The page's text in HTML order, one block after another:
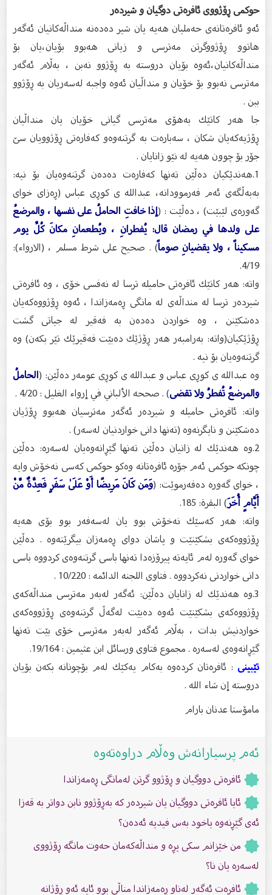
حوكمی ڕۆژووی ئافرەتی دوگیان و شیردەر
ئەو ئافرەتانەی حەملیان هەیە یان شیر دەدەنە منداڵەكانیان ئەگەر
هاتوو ڕۆژووگرتن مەترسی و زیانی هەبوو بۆیان،یان بۆ
منداڵەكانیان،ئەوە بۆیان دروستە بە ڕۆژوو نەبن ، بەڵام ئەگەر
مەترسی نەبوو بۆ خۆیان و منداڵیان ئەوە واجبە لەسەریان بە ڕۆژوو
ببن .
جا هەر كاتێك بەهۆی مەترسی گیانی خۆیان یان منداڵیان
ڕۆژیەكەیان شكان ، سەبارەت بە گرتنەوەو كەفارەتی ڕۆژوویان سێ‌
جۆر بۆ چوون هەیە لە نێو زانایان .
1.هەندێكیان دەڵێن تەنها كەفارەت دەدەن گرتنەوەیان بۆ نیە:
بەبەڵگەی ئەم فەرموودانە، عبدالله ی كوڕی عباس (ڕەزای خوای
گەورەی لێبێت) ، دەڵێت : ( إذا خافتِ الحاملُ على نفسها ، والمرضعُ
على ولدها في رمضان قال: يُفطرانِ ، ويُطعمانِ مكانَ كُلِّ يوم
مسكيناً ، ولا يقضيانِ صوماً) . صحيح على شرط مسلم ، (الارواء):
4/19.
واتە: هەر كاتێك ئافرەتی حامیلە ترسا لە نەفسی خۆی ، وە ئافرەتی
شیردەر ترسا لە منداڵەی لە مانگی ڕەمەزاندا ، ئەوە ڕۆژووەكەیان
دەشكێنن ، وە خواردن دەدەن بە فەقیر لە جیاتی گشت
ڕۆژێكیان(واتە: بەرامبەر هەر ڕۆژێك دەبێت فەقیرێك تێر بكەن) وە
گرتنەوەیان بۆ نیە .
وە عبدالله ی كوڕی عباس و عبدالله ی كوڕی عومەر دەڵێن: (الحاملُ
والمرضعُ تُفطرُ ولا تقضى) . صححه الألباني في إرواء الغليل : 4/20 .
واتە: ئافرەتی حامیلە و شیردەر ئەگەر مەترسیان هەبوو ڕۆژیان
دەشكێنن و نایگرنەوە (تەنها دانی خواردنیان لەسەر) .
2.وە هەندێك لە زانیان دەڵێن تەنها گێڕانەوەیان لەسەرە: دەڵێن
چونكە حوكمی ئەم جۆرە ئافرەتانە وەكو حوكمی كەسی نەخۆش وایە
، خوای گەورە دەفەرموێت: (وَمَن كَانَ مَرِيضًا أَوْ عَلَىٰ سَفَرٍ فَعِدَّةٌ مِّنْ
أَيَّامٍ أُخَرَ) البقرة: 185.
واتە: هەر كەسێك نەخۆش بوو یان لەسەفەر بوو بۆی هەیە
ڕۆژووەكەی بشكێنێت و پاشان دوای ڕەمەزان بیگرێتەوە . دەڵێن
خوای گەورە لەم ئایەتە پیرۆزەدا تەنها باسی گرتنەوەی كردووە باسی
دانی خواردنی نەكردووە . فتاوی اللجنە الدائمە : 10/220 .
3.وە هەندێك لە زانایان دەڵێن: ئەگەر لەبەر مەترسی منداڵەكەی
ڕۆژووەكەی بشكێنێت ئەوە دەبێت لەگەڵ گرتنەوەی ڕۆژووەكەی
خواردنیش بدات ، بەڵام ئەگەر لەبەر مەترسی خۆی بێت تەنها
گێڕانەوەی لەسەرە . مجموع فتاوی ورسائل ابن عثیمین : 19/164.
تێبینی: ئافرەتان كردەوە بەكام یەكێك لەم بۆچونانە بكەن بۆیان
دروستە إن شا‌ء الله .
مامۆستا عدنان بارام
ئەم پرسیارانەش وەڵام دراوەتەوە
ئافرەتی دووگیان و ڕۆژوو گرتن لەمانگى ڕەمەزاندا
ئايا ئافرەتی دووگیان یان شیردەر کە بەڕۆژوو نابن دواتر بە قەزا
ئەی گێڕنەوە یاخود بەس فیدیە ئەدەن؟
من خێزانم سكى پڕە و منداڵەكەمان حەوت مانگە ڕۆژووى
لەسەرە یان نا؟
ئافرەت ئەگەر لەناو ڕەمەزاندا مناڵی بوو ئایە ئەو ڕۆژانە